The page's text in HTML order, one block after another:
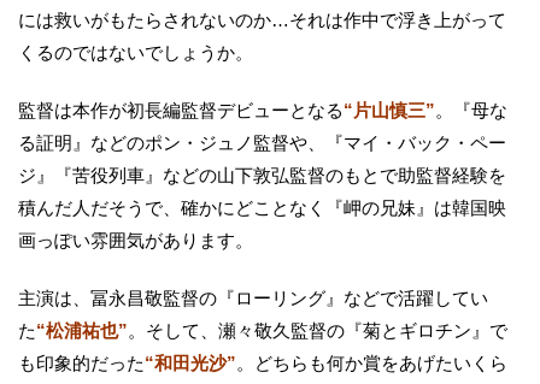
には救いがもたらされないのか…それは作中で浮き上がって
くるのではないでしょうか。
監督は本作が初長編監督デビューとなる“片山慎三”。『母な
る証明』などのポン・ジュノ監督や、『マイ・バック・ペー
ジ』『苦役列車』などの山下敦弘監督のもとで助監督経験を
積んだ人だそうで、確かにどことなく『岬の兄妹』は韓国映
画っぽい雰囲気があります。
主演は、冨永昌敬監督の『ローリング』などで活躍してい
た“松浦祐也”。そして、瀬々敬久監督の『菊とギロチン』で
も印象的だった“和田光沙”。どちらも何か賞をあげたいくら